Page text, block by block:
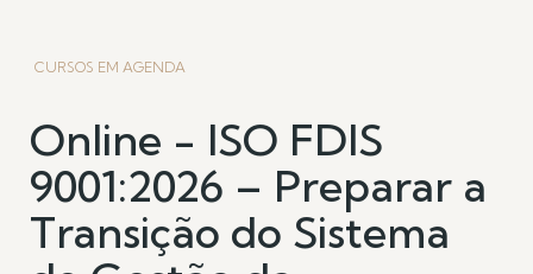
CURSOS EM AGENDA
Online - ISO FDIS
9001:2026 – Preparar a
Transição do Sistema